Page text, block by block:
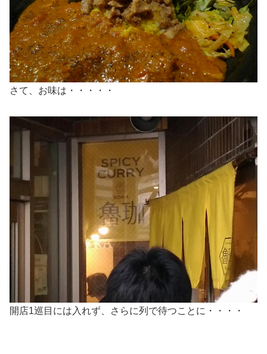
さて、お味は・・・・・
開店1巡目には入れず、さらに列で待つことに・・・・